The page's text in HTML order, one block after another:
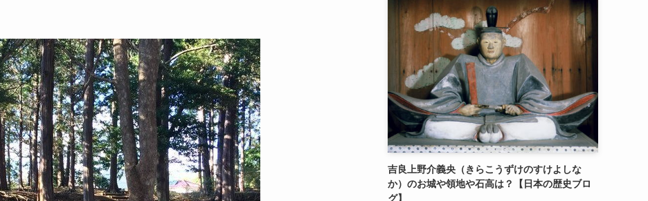
吉良上野介義央（きらこうずけのすけよしな
か）のお城や領地や石高は？【日本の歴史ブロ
グ】